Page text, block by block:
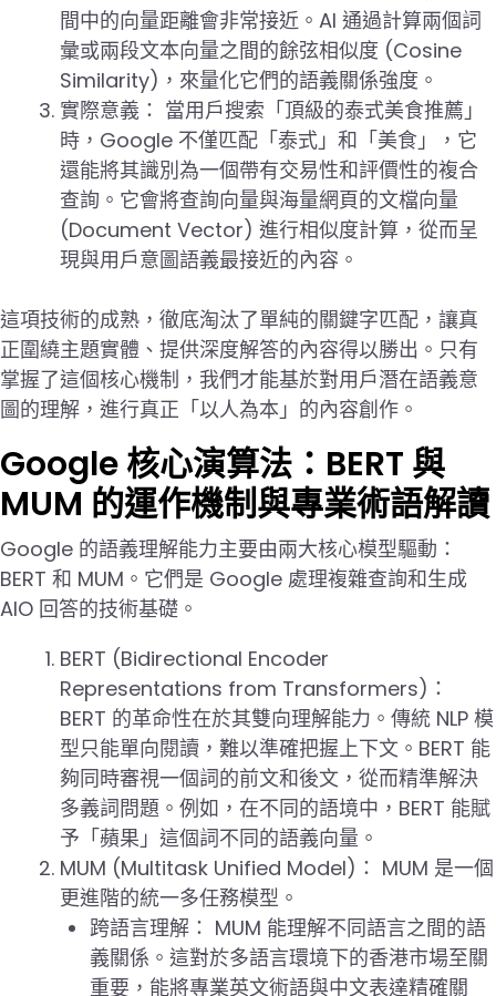
間中的向量距離會非常接近。AI 通過計算兩個詞
彙或兩段文本向量之間的餘弦相似度 (Cosine
Similarity)，來量化它們的語義關係強度。
實際意義： 當用戶搜索「頂級的泰式美食推薦」
時，Google 不僅匹配「泰式」和「美食」，它
還能將其識別為一個帶有交易性和評價性的複合
查詢。它會將查詢向量與海量網頁的文檔向量
(Document Vector) 進行相似度計算，從而呈
現與用戶意圖語義最接近的內容。
這項技術的成熟，徹底淘汰了單純的關鍵字匹配，讓真
正圍繞主題實體、提供深度解答的內容得以勝出。只有
掌握了這個核心機制，我們才能基於對用戶潛在語義意
圖的理解，進行真正「以人為本」的內容創作。
Google 核心演算法：BERT 與
MUM 的運作機制與專業術語解讀
Google 的語義理解能力主要由兩大核心模型驅動：
BERT 和 MUM。它們是 Google 處理複雜查詢和生成
AIO 回答的技術基礎。
BERT (Bidirectional Encoder
Representations from Transformers)：
BERT 的革命性在於其雙向理解能力。傳統 NLP 模
型只能單向閱讀，難以準確把握上下文。BERT 能
夠同時審視一個詞的前文和後文，從而精準解決
多義詞問題。例如，在不同的語境中，BERT 能賦
予「蘋果」這個詞不同的語義向量。
MUM (Multitask Unified Model)： MUM 是一個
更進階的統一多任務模型。
跨語言理解： MUM 能理解不同語言之間的語
義關係。這對於多語言環境下的香港市場至關
重要，能將專業英文術語與中文表達精確關